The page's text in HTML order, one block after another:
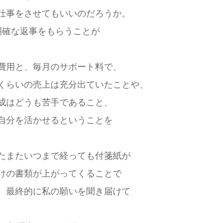
をさせてもいいのだろうか。
な返事をもらうことが
と、毎月のサポート料で、
いの売上は充分出ていたことや、
どうも苦手であること、
分を活かせるということを
またいつまで経っても付箋紙が
の書類が上がってくることで
最終的に私の願いを聞き届けて